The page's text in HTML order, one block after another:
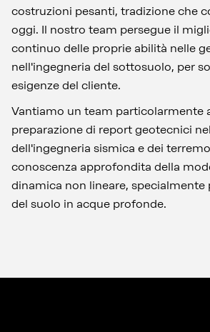
costruzioni pesanti, tradizione che
oggi. Il nostro team persegue il
continuo delle proprie abilità nelle
nell'ingegneria del sottosuolo, per
esigenze del cliente.
Vantiamo un team particolarmente
preparazione di report geotecnici
dell'ingegneria sismica e dei
conoscenza approfondita della
dinamica non lineare, specialmente
del suolo in acque profonde.